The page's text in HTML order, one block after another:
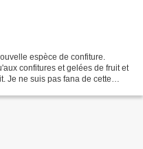
espèce de confiture.
confitures et gelées de fruit et
Je ne suis pas fana de cette